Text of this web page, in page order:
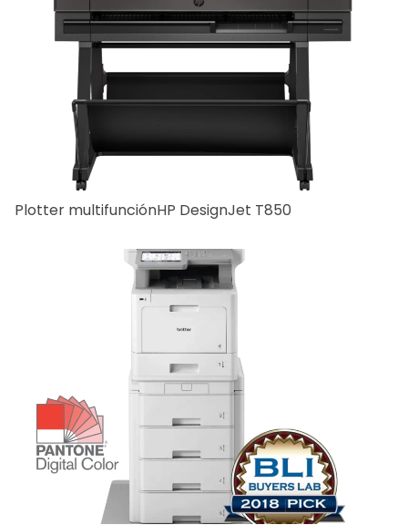
Plotter multifunciónHP DesignJet T850